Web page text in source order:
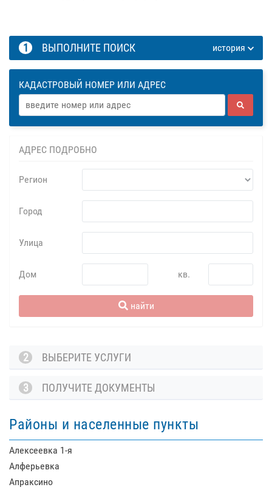
1 ВЫПОЛНИТЕ ПОИСК история
КАДАСТРОВЫЙ НОМЕР ИЛИ АДРЕС
АДРЕС ПОДРОБНО
Регион
Город
Улица
Дом кв.
найти
2 ВЫБЕРИТЕ УСЛУГИ
3 ПОЛУЧИТЕ ДОКУМЕНТЫ
Районы и населенные пункты
Алексеевка 1-я
Алферьевка
Апраксино